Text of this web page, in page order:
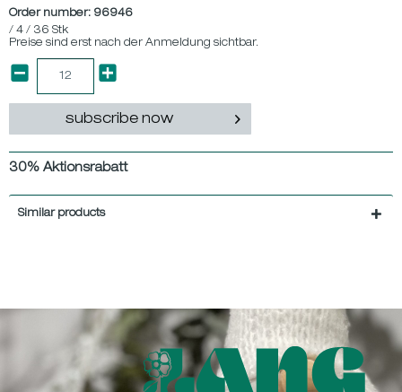
Order number: 96946
/ 4 / 36 Stk
Preise sind erst nach der Anmeldung sichtbar.
subscribe now
30% Aktionsrabatt
Similar products